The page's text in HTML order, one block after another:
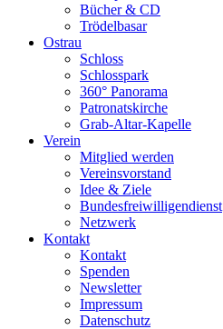
Bücher & CD
Trödelbasar
Ostrau
Schloss
Schlosspark
360° Panorama
Patronatskirche
Grab-Altar-Kapelle
Verein
Mitglied werden
Vereinsvorstand
Idee & Ziele
Bundesfreiwilligendienst
Netzwerk
Kontakt
Kontakt
Spenden
Newsletter
Impressum
Datenschutz